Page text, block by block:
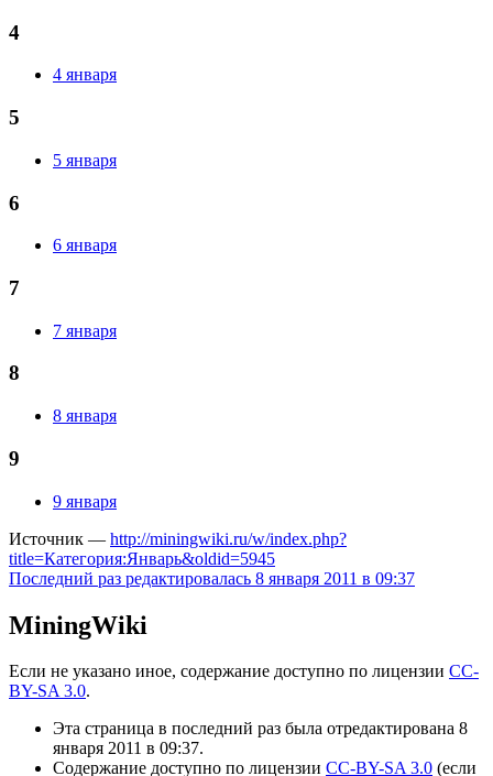
4
4 января
5
5 января
6
6 января
7
7 января
8
8 января
9
9 января
Источник — http://miningwiki.ru/w/index.php?
title=Категория:Январь&oldid=5945
Последний раз редактировалась 8 января 2011 в 09:37
MiningWiki
Если не указано иное, содержание доступно по лицензии CC-
BY-SA 3.0.
Эта страница в последний раз была отредактирована 8
января 2011 в 09:37.
Содержание доступно по лицензии CC-BY-SA 3.0 (если